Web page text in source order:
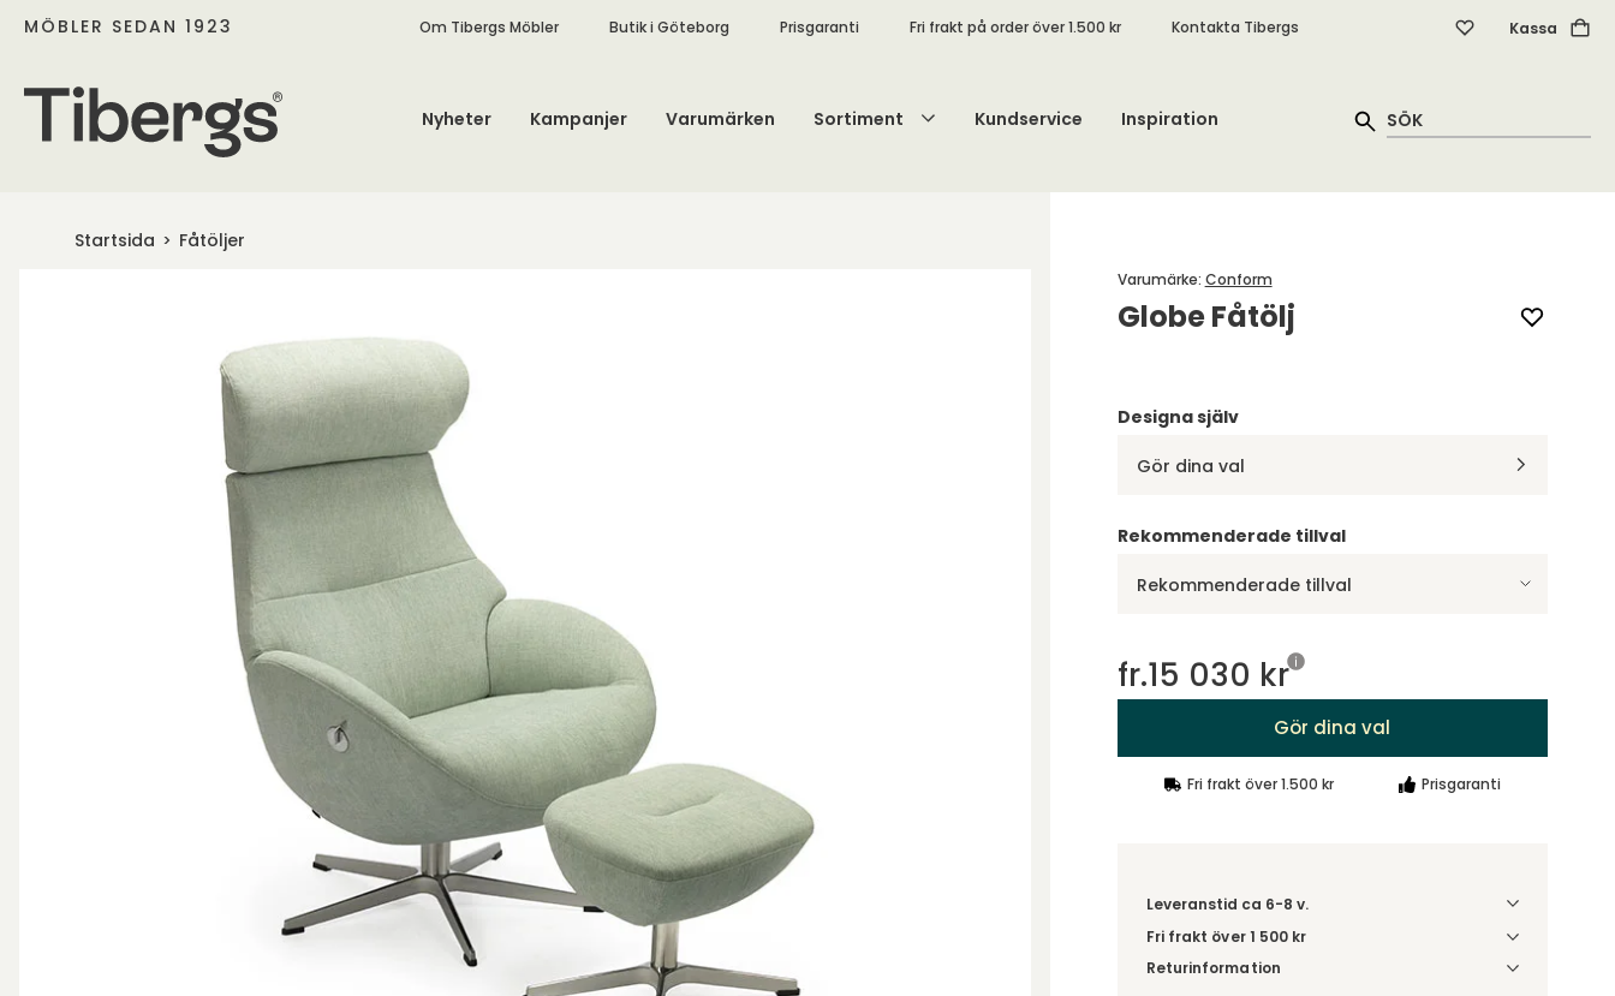
MÖBLER SEDAN 1923 Om Tibergs Möbler Butik i Göteborg Prisgaranti Fri frakt på order över 1.500 kr Kontakta Tibergs Kassa
Nyheter Kampanjer Varumärken Sortiment Kundservice Inspiration
Startsida Fåtöljer
Globe Fåtölj
Varumärke: Conform
Designa själv
Gör dina val
Rekommenderade tillval
Rekommenderade tillval
fr.15 030 kr
Gör dina val
Fri frakt över 1.500 kr Prisgaranti
Leveranstid ca 6-8 v.
Fri frakt över 1 500 kr
Välj utförande via 'Gör dina val' för
Returinformation